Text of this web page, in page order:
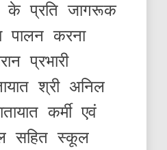
के प्रति जागरूक
पालन करना
प्रभारी
श्री अनिल
कर्मी एवं
सहित स्कूल